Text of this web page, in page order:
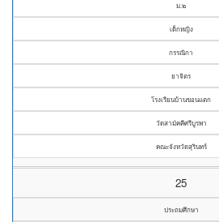
ม.๒
เด็กหญิง
กรรณิกา
ยาจิตร
โรงเรียนบ้านขอนแตก
วัดสามัคคีศรีบูรพา
คณะจังหวัดสุรินทร์
25
ประถมศึกษา